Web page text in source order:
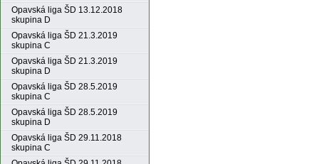
Opavská liga ŠD 13.12.2018
skupina D
Opavská liga ŠD 21.3.2019
skupina C
Opavská liga ŠD 21.3.2019
skupina D
Opavská liga ŠD 28.5.2019
skupina C
Opavská liga ŠD 28.5.2019
skupina D
Opavská liga ŠD 29.11.2018
skupina C